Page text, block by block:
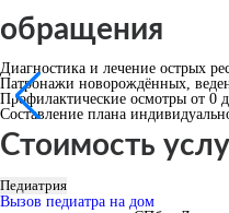
обращения
Диагностика и лечение острых
Патронажи новорождённых,
Профилактические осмотры от 0
Составление плана
Стоимость
Педиатрия
Вызов педиатра на дом